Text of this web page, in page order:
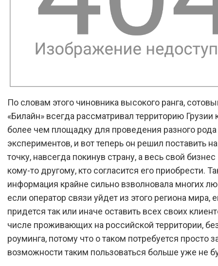
По словам этого чиновника высокого ранга,
«Билайн» всегда рассматривал территорию Грузии
более чем площадку для проведения разного рода
экспериментов, и вот теперь он решил поставить
точку, навсегда покинув страну, а весь свой
кому-то другому, кто согласится его приобрести.
информация крайне сильно взволновала многих
если оператор связи уйдет из этого региона мира,
придется так или иначе оставить всех своих
числе проживающих на российской территории,
роуминга, потому что о таком потребуется просто
возможности таким пользоваться больше уже не